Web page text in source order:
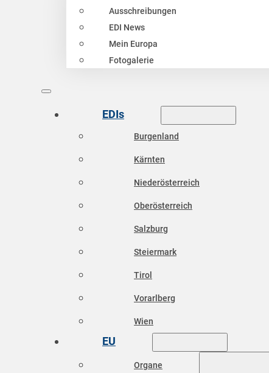
Ausschreibungen
EDI News
Mein Europa
Fotogalerie
EDIs
Burgenland
Kärnten
Niederösterreich
Oberösterreich
Salzburg
Steiermark
Tirol
Vorarlberg
Wien
EU
Organe